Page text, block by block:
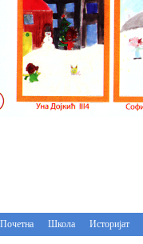
Почетна Школа Историјат